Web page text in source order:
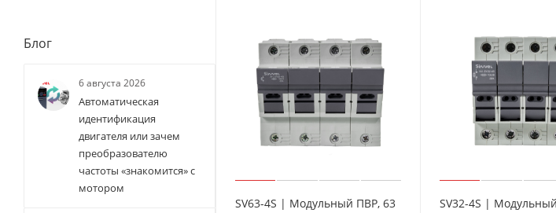
SV63-4S | Модульный ПВР, 63
SV32-4S |
Блог
6 августа 2026
Автоматическая
идентификация
двигателя или зачем
преобразователю
частоты «знакомится» с
мотором